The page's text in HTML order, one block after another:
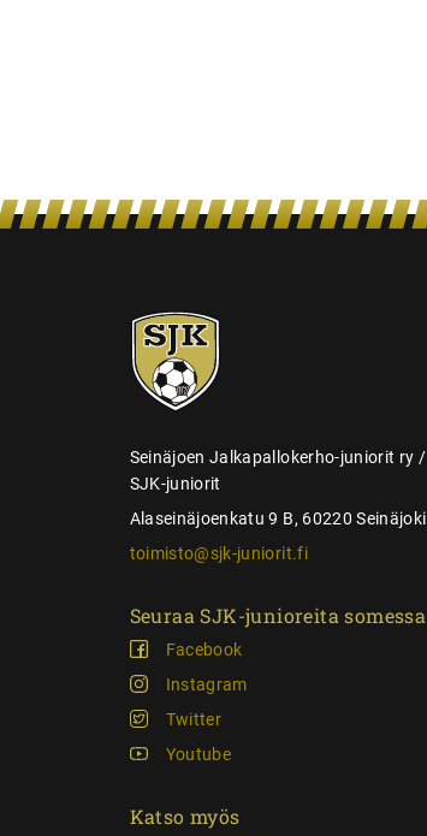
SJK-
juniorit
Seinäjoen Jalkapallokerho-juniorit ry /
SJK-juniorit
Alaseinäjoenkatu 9 B, 60220 Seinäjoki
toimisto@sjk-juniorit.fi
Seuraa SJK-junioreita somessa
Facebook
Instagram
Twitter
Youtube
Katso myös